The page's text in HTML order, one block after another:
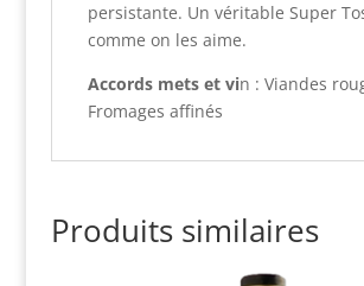
persistante. Un véritable Super
comme on les aime.
Accords mets et vin : Viandes
Fromages affinés
Produits similaires